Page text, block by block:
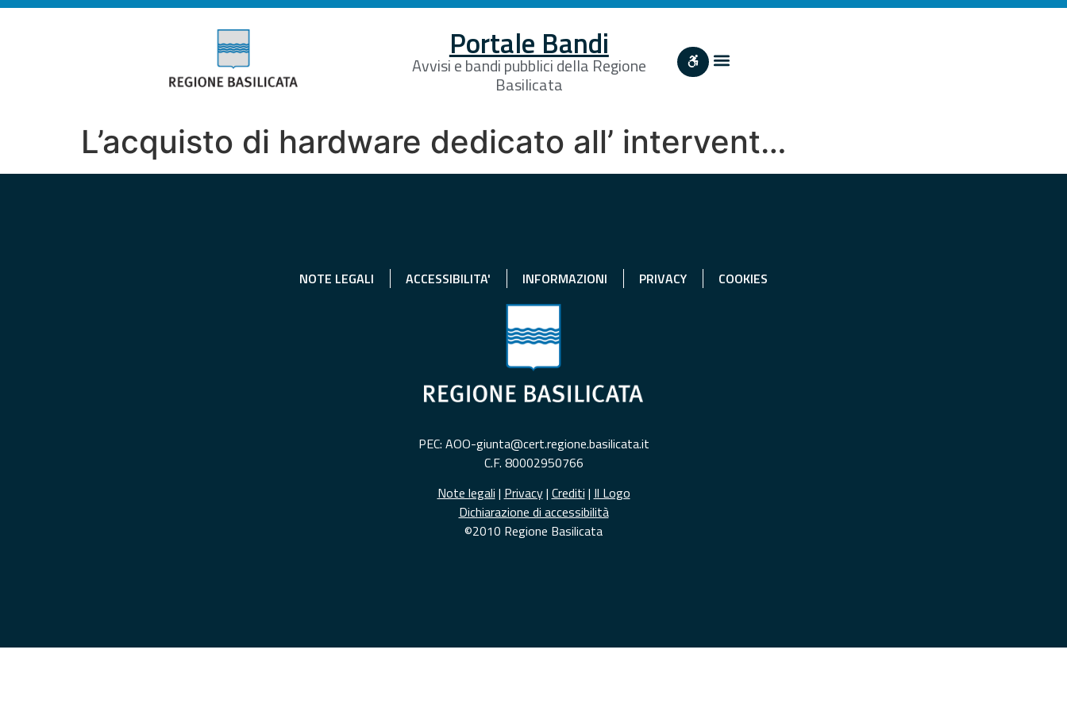
Portale Bandi
Avvisi e bandi pubblici della Regione
Basilicata
L’acquisto di hardware dedicato all’ intervent…
NOTE LEGALI ACCESSIBILITA' INFORMAZIONI PRIVACY COOKIES
PEC: AOO-giunta@cert.regione.basilicata.it
C.F. 80002950766
Note legali | Privacy| Crediti | Il Logo
Dichiarazione di accessibilità
©2010 Regione Basilicata